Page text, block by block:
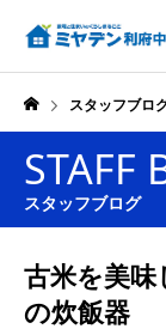
スタッフブロ
STAFF
スタッフブログ
古米を美
の炊飯器